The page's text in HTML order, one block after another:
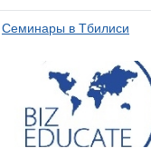
Семинары в Тбилиси